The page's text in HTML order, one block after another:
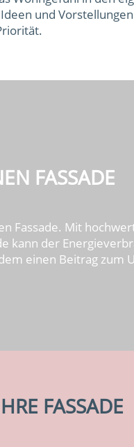
und
FASSADE
Fassade. Mit
kann der
einen Beitrag zum
FASSADE